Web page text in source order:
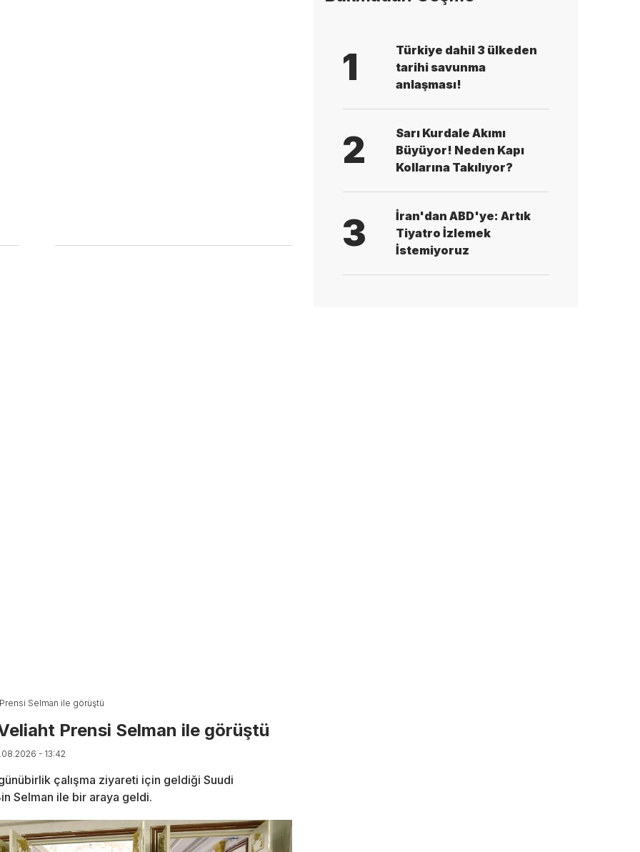
Selman ile görüştü
Prensi Selman ile görüştü
- 13:42
çalışma ziyareti için geldiği Suudi
Selman ile bir araya geldi.
1
Türkiye dahil 3 ülkeden
tarihi savunma
anlaşması!
2
Sarı Kurdale Akımı
Büyüyor! Neden Kapı
Kollarına Takılıyor?
3
İran'dan ABD'ye: Artık
Tiyatro İzlemek
İstemiyoruz